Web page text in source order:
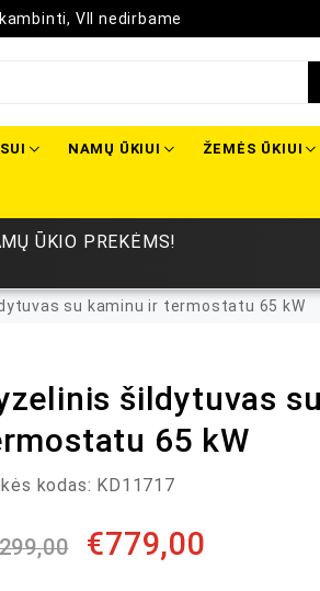
VII nedirbame
NAMŲ ŪKIUI ŽEMĖS ŪKIUI
ŪKIO PREKĖMS!
su kaminu ir termostatu 65 kW
šildytuvas
65 kW
kodas: KD11717
€779,00